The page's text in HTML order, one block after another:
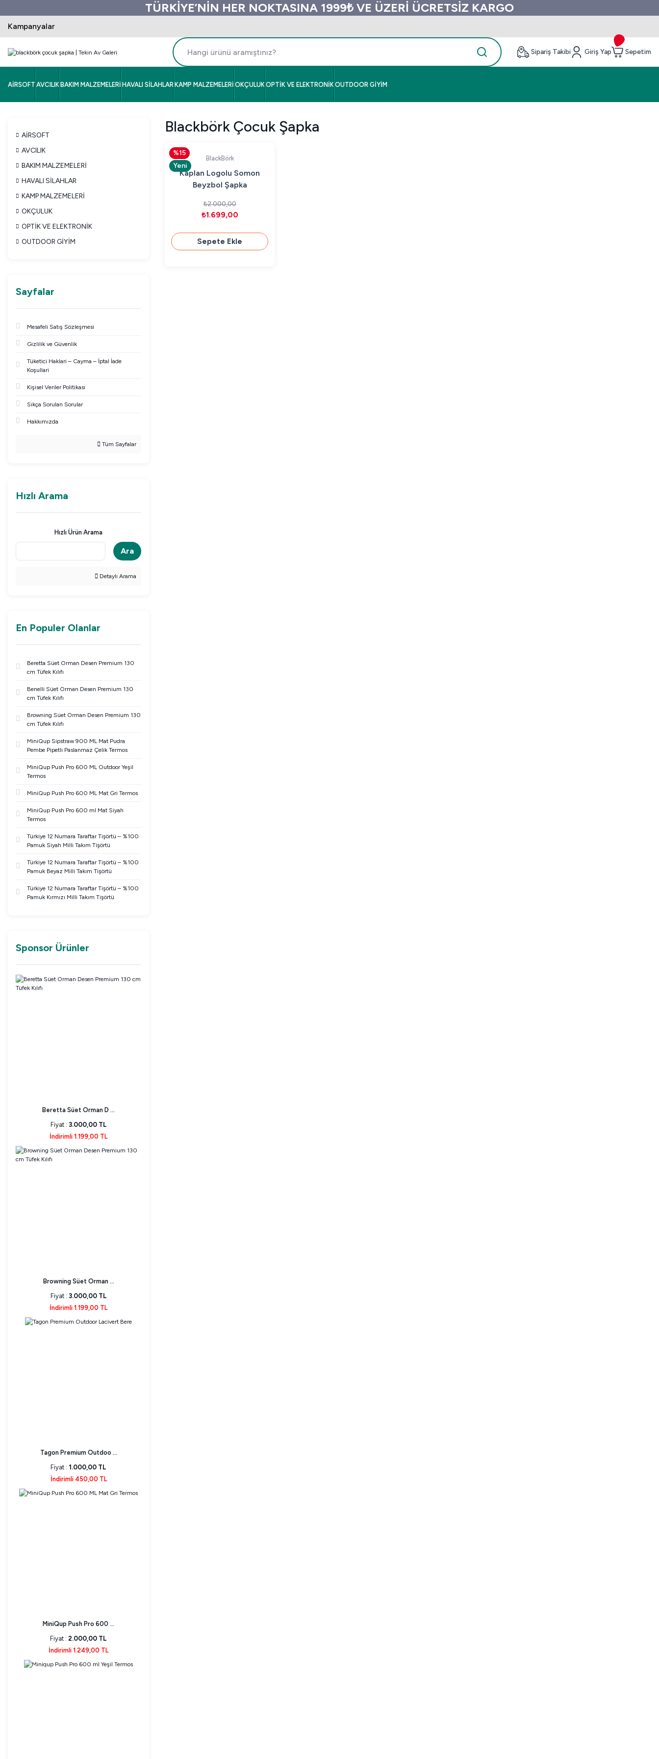
TÜRKİYE’NİN HER NOKTASINA 1999₺ VE ÜZERİ ÜCRETSİZ KARGO
Kampanyalar
Sipariş Takibi Giriş Yap Sepetim
AİRSOFT AVCILIK BAKIM MALZEMELERİ HAVALI SİLAHLAR KAMP MALZEMELERİ OKÇULUK OPTİK VE ELEKTRONİK OUTDOOR GİYİM
AİRSOFT
AVCILIK
BAKIM MALZEMELERİ
HAVALI SİLAHLAR
KAMP MALZEMELERİ
OKÇULUK
OPTİK VE ELEKTRONİK
OUTDOOR GİYİM
Sayfalar
Mesafeli Satış Sözleşmesi
Gizlilik ve Güvenlik
Tüketici Haklari – Cayma – İptal İade
Koşullari
Kişisel Veriler Politikası
Sıkça Sorulan Sorular
Hakkımızda
Tüm Sayfalar
Hızlı Arama
Hızlı Ürün Arama
Ara
Detaylı Arama
En Populer Olanlar
Beretta Süet Orman Desen Premium 130
cm Tüfek Kılıfı
Benelli Süet Orman Desen Premium 130
cm Tüfek Kılıfı
Browning Süet Orman Desen Premium 130
cm Tüfek Kılıfı
MiniQup Sipstraw 900 ML Mat Pudra
Pembe Pipetli Paslanmaz Çelik Termos
MiniQup Push Pro 600 ML Outdoor Yeşil
Termos
MiniQup Push Pro 600 ML Mat Gri Termos
MiniQup Push Pro 600 ml Mat Siyah
Termos
Türkiye 12 Numara Taraftar Tişörtü – %100
Pamuk Siyah Milli Takım Tişörtü
Türkiye 12 Numara Taraftar Tişörtü – %100
Pamuk Beyaz Milli Takım Tişörtü
Türkiye 12 Numara Taraftar Tişörtü – %100
Pamuk Kırmızı Milli Takım Tişörtü
Sponsor Ürünler
Beretta Süet Orman D ...
Fiyat : 3.000,00 TL
İndirimli 1.199,00 TL
Browning Süet Orman ...
Fiyat : 3.000,00 TL
İndirimli 1.199,00 TL
Tagon Premium Outdoo ...
Fiyat : 1.000,00 TL
İndirimli 450,00 TL
MiniQup Push Pro 600 ...
Fiyat : 2.000,00 TL
İndirimli 1.249,00 TL
Blackbörk Çocuk Şapka
%15
Yeni
BlackBörk
Kaplan Logolu Somon
Beyzbol Şapka
₺2.000,00
₺1.699,00
Sepete Ekle